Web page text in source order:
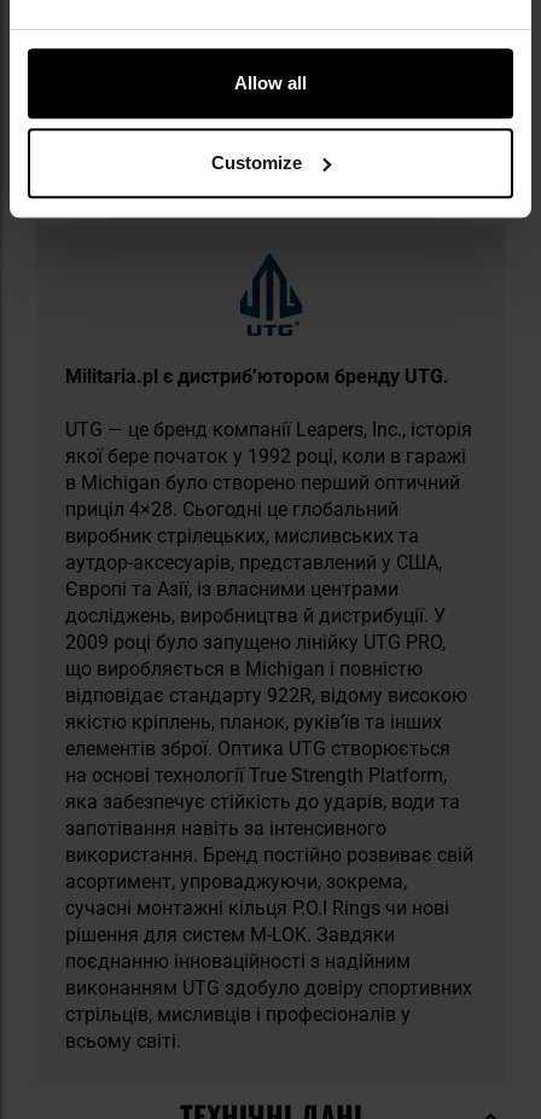
Allow all
Customize
Militaria.pl є дистриб’ютором бренду UTG.
UTG — це бренд компанії Leapers, Inc., історія
якої бере початок у 1992 році, коли в гаражі
в Michigan було створено перший оптичний
приціл 4×28. Сьогодні це глобальний
виробник стрілецьких, мисливських та
аутдор-аксесуарів, представлений у США,
Європі та Азії, із власними центрами
досліджень, виробництва й дистрибуції. У
2009 році було запущено лінійку UTG PRO,
що виробляється в Michigan і повністю
відповідає стандарту 922R, відому високою
якістю кріплень, планок, руків’їв та інших
елементів зброї. Оптика UTG створюється
на основі технології True Strength Platform,
яка забезпечує стійкість до ударів, води та
запотівання навіть за інтенсивного
використання. Бренд постійно розвиває свій
асортимент, упроваджуючи, зокрема,
сучасні монтажні кільця P.O.I Rings чи нові
рішення для систем M-LOK. Завдяки
поєднанню інноваційності з надійним
виконанням UTG здобуло довіру спортивних
стрільців, мисливців і професіоналів у
всьому світі.